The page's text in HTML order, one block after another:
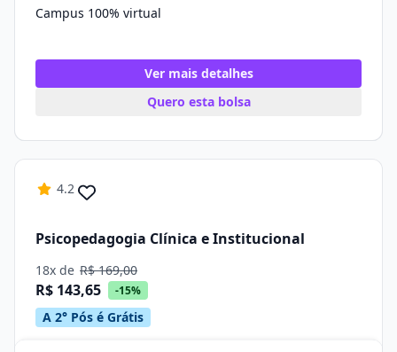
Campus 100% virtual
Ver mais detalhes
Quero esta bolsa
4.2
Psicopedagogia Clínica e Institucional
18x de R$ 169,00
R$ 143,65 -15%
A 2° Pós é Grátis